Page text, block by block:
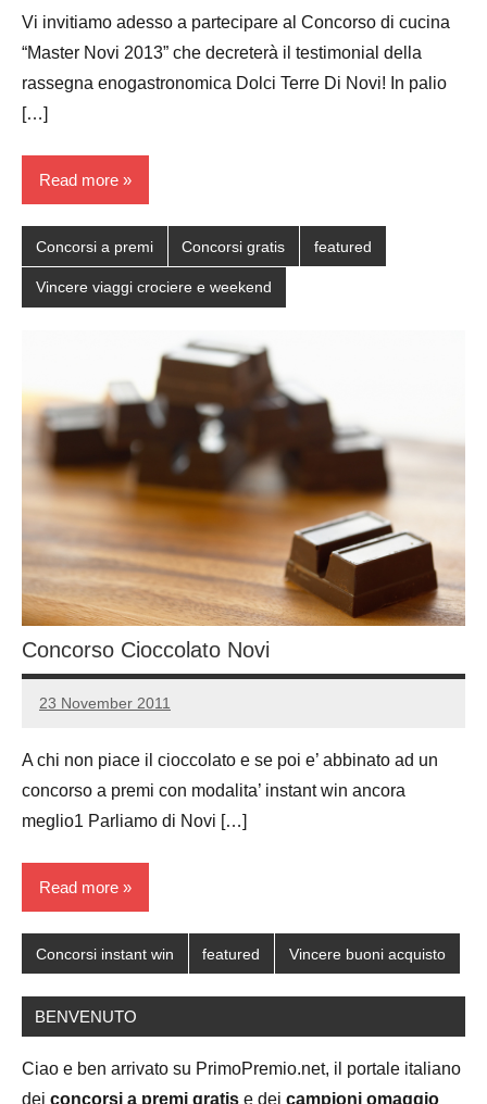
Vi invitiamo adesso a partecipare al Concorso di cucina
“Master Novi 2013” che decreterà il testimonial della
rassegna enogastronomica Dolci Terre Di Novi! In palio
[…]
Read more
Concorsi a premi Concorsi gratis featured
Vincere viaggi crociere e weekend
Concorso Cioccolato Novi
23 November 2011
Luca
No
A chi non piace il cioccolato e se poi e’ abbinato ad un
concorso a premi con modalita’ instant win ancora
meglio1 Parliamo di Novi […]
Read more
Concorsi instant win featured Vincere buoni acquisto
BENVENUTO
Ciao e ben arrivato su PrimoPremio.net, il portale italiano
dei concorsi a premi gratis e dei campioni omaggio